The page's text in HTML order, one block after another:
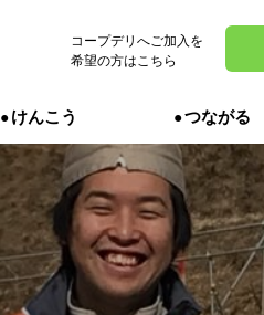
けんこう つながる
コープデリへご加入を
希望の方はこちら